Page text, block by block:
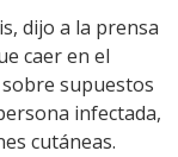
dijo a la prensa
caer en el
supuestos
infectada,
cutáneas.